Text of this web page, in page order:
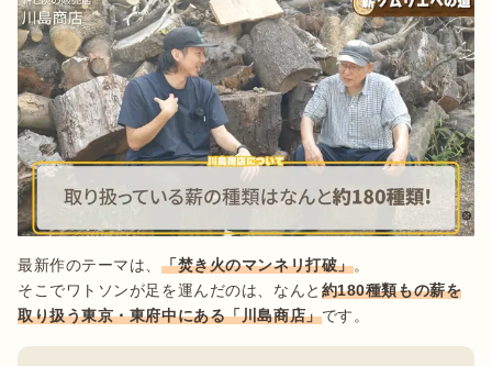
最新作のテーマは、「焚き火のマンネリ打破」。
そこでワトソンが足を運んだのは、なんと 約180種類もの薪を
取り扱う東京・東府中にある「川島商店」です。